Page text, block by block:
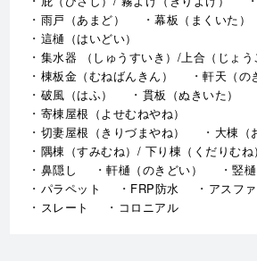
雨戸（あまど）
幕板（まくいた）
這樋（はいどい）
集水器 （しゅうすいき）/上合（じょう
棟板金（むねばんきん）
軒天（の
破風（はふ）
貫板（ぬきいた）
寄棟屋根（よせむねやね）
切妻屋根（きりづまやね）
大棟（
隅棟（すみむね）/ 下り棟（くだりむね）
鼻隠し
軒樋（のきどい）
竪
パラペット
FRP防水
アスフ
スレート
コロニアル